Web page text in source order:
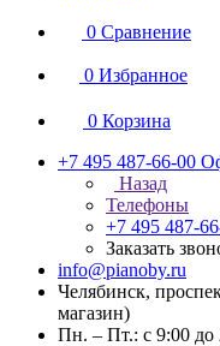
0 Сравнение
0 Избранное
0 Корзина
+7 495 487-66-00
Назад
Телефоны
+7 495 487-
Заказать
info@pianoby.ru
Челябинск,
магазин)
Пн. – Пт.: с 9:00